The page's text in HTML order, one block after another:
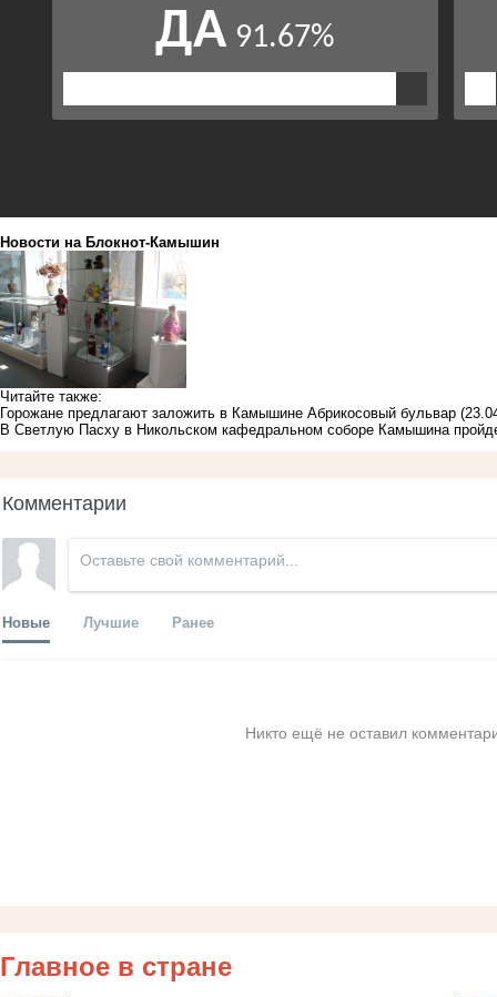
Новости на Блoкнoт-Камышин
Читайте также:
Горожане предлагают заложить в Камышине Абрикосовый бульвар
В Светлую Пасху в Никольском кафедральном соборе Камышина
Комментарии
Новые Лучшие Ранее
Никто ещё не оставил
Главное в стране